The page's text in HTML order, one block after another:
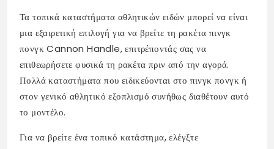
Τα τοπικά καταστήματα αθλητικών ειδών μπορεί να είναι
μια εξαιρετική επιλογή για να βρείτε τη ρακέτα πινγκ
πονγκ Cannon Handle, επιτρέποντάς σας να
επιθεωρήσετε φυσικά τη ρακέτα πριν από την αγορά.
Πολλά καταστήματα που ειδικεύονται στο πινγκ πονγκ ή
στον γενικό αθλητικό εξοπλισμό συνήθως διαθέτουν αυτό
το μοντέλο.
Για να βρείτε ένα τοπικό κατάστημα, ελέγξτε